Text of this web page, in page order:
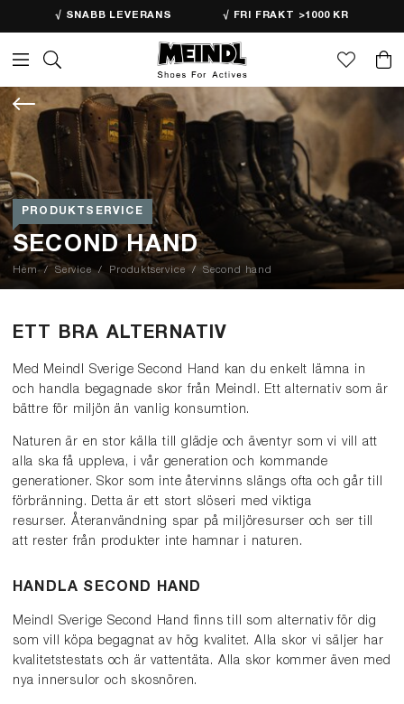
√ SNABB LEVERANS √ FRI FRAKT >1000 KR
PRODUKTSERVICE
SECOND HAND
Hem Service Produktservice Second hand
ETT BRA ALTERNATIV
Med Meindl Sverige Second Hand kan du enkelt lämna in
och handla begagnade skor från Meindl. Ett alternativ som är
bättre för miljön än vanlig konsumtion.
Naturen är en stor källa till glädje och äventyr som vi vill att
alla ska få uppleva, i vår generation och kommande
generationer. Skor som inte återvinns slängs ofta och går till
förbränning. Detta är ett stort slöseri med viktiga
resurser. Återanvändning spar på miljöresurser och ser till
att rester från produkter inte hamnar i naturen.
HANDLA SECOND HAND
Meindl Sverige Second Hand finns till som alternativ för dig
som vill köpa begagnat av hög kvalitet. Alla skor vi säljer har
kvalitetstestats och är vattentäta. Alla skor kommer även med
nya innersulor och skosnören.